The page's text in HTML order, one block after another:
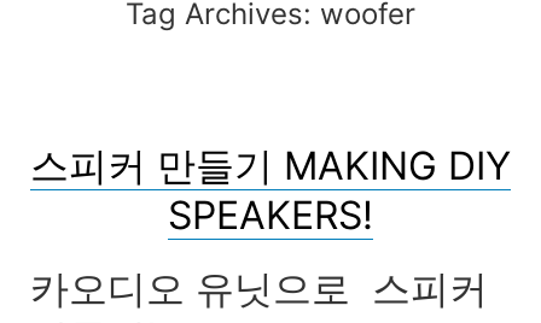
Tag Archives: woofer
스피커 만들기 MAKING DIY
SPEAKERS!
카오디오 유닛으로 스피커